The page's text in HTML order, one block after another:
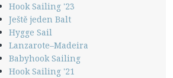
Hook Sailing '23
Ještě jeden Balt
Hygge Sail
Lanzarote–Madeira
Babyhook Sailing
Hook Sailing '21